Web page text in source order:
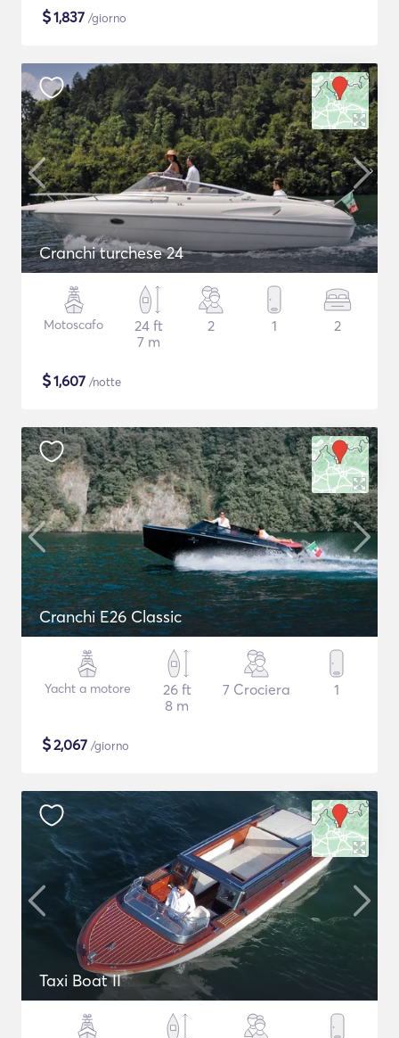
$1,837 /giorno
Cranchi turchese 24
Motoscafo
24 ft
7 m
2 1 2
$1,607 /notte
Cranchi E26 Classic
Yacht a motore
26 ft
8 m
7 Crociera 1
$2,067 /giorno
Taxi Boat II